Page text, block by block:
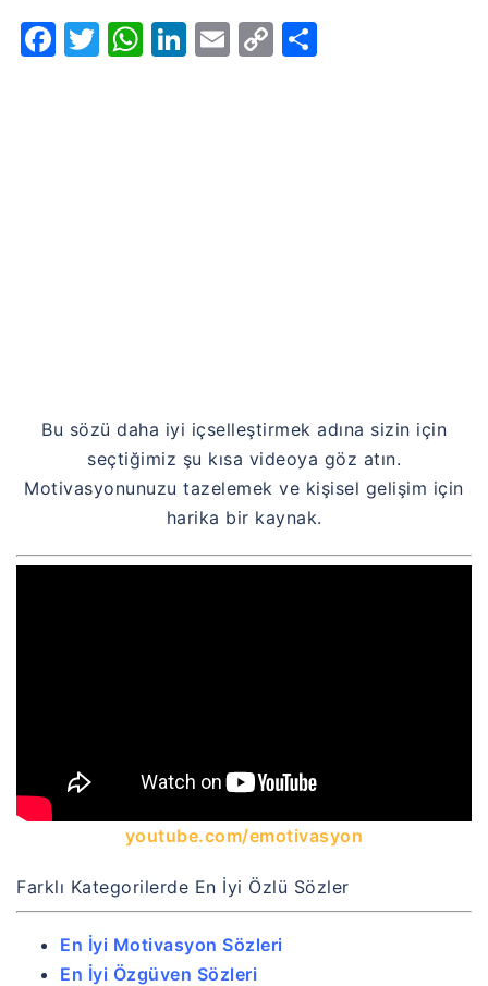
Facebook
Twitter
WhatsApp
LinkedIn
Email
Copy
Bu sözü daha iyi içselleştirmek adına sizin için
seçtiğimiz şu kısa videoya göz atın.
Motivasyonunuzu tazelemek ve kişisel gelişim için
harika bir kaynak.
youtube.com/emotivasyon
Farklı Kategorilerde En İyi Özlü Sözler
En İyi Motivasyon Sözleri
En İyi Özgüven Sözleri